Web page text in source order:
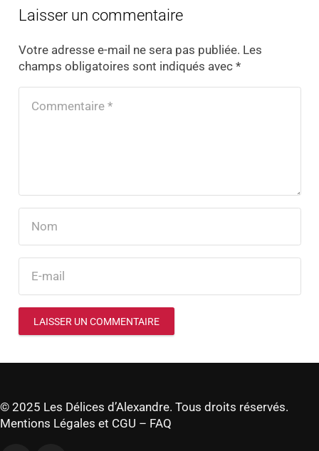
Laisser un commentaire
Votre adresse e-mail ne sera pas publiée. Les
champs obligatoires sont indiqués avec *
LAISSER UN COMMENTAIRE
© 2025 Les Délices d’Alexandre. Tous droits réservés.
Mentions Légales et CGU – FAQ